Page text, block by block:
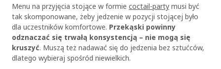
Menu na przyjęcia stojące w formie coctail-partymusi być
tak skomponowane, żeby jedzenie w pozycji stojącej było
dla uczestników komfortowe. Przekąski powinny
odznaczać się trwałą konsystencją – nie mogą się
kruszyć. Muszą też nadawać się do jedzenia bez sztućców,
dlatego wybieraj spośród niewielkich.